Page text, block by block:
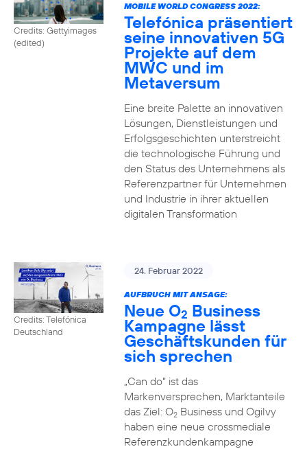
Credits: Gettyimages
(edited)
MOBILE WORLD CONGRESS 2022:
Telefónica präsentiert
seine innovativen 5G
Projekte auf dem
MWC und im
Metaversum
Eine breite Palette an innovativen
Lösungen, Dienstleistungen und
Erfolgsgeschichten unterstreicht
die technologische Führung und
den Status des Unternehmens als
Referenzpartner für Unternehmen
und Industrie in ihrer aktuellen
digitalen Transformation
Credits: Telefónica
Deutschland
24. Februar 2022
AUFBRUCH MIT ANSAGE:
Neue O2 Business
Kampagne lässt
Geschäftskunden für
sich sprechen
„Can do“ ist das
Markenversprechen, Marktanteile
das Ziel: O2Business und Ogilvy
haben eine neue crossmediale
Referenzkundenkampagne